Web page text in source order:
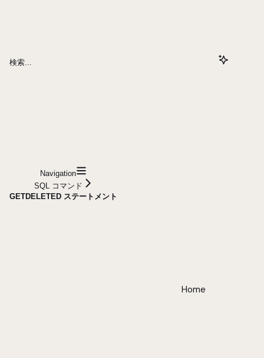
検索...
Navigation
SQL コマンド
GETDELETED ステートメント
Home